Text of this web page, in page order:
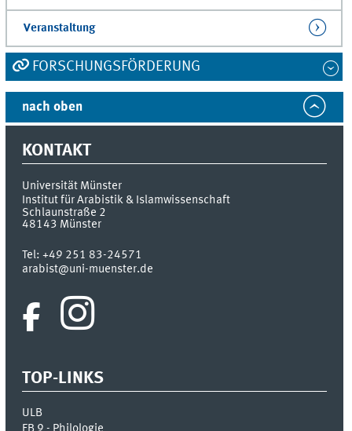
Veranstaltung
FORSCHUNGSFÖRDERUNG
nach oben
KONTAKT
Universität Münster
Institut für Arabistik & Islamwissenschaft
Schlaunstraße 2
48143 Münster
Tel:+49 251 83-24571
arabist@uni-muenster.de
TOP-LINKS
ULB